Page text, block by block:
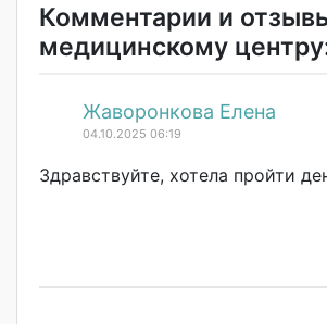
Комментарии и
медицинскому
Жаворонкова Елена
04.10.2025 06:19
Здравствуйте, хотела пройти